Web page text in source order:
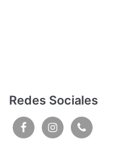
Redes Sociales